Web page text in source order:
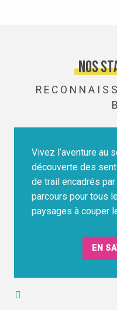
Nos
Vivez l’aventure au
découverte des
de trail encadrés
parcours pour tous
paysages à couper
EN